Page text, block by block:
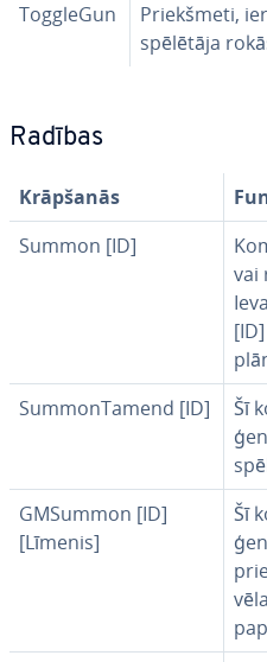
ToggleGun
Priekš­me­ti,
spēlētāja
Radības
Krāpšanās
Summon [ID]
vai
Summon­Ta­mend [ID]
Šī
GMSummon [ID]
[Līmenis]
Šī